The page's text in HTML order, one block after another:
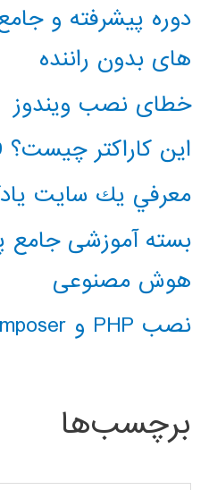
دوره پیشرفته و
های بدون راننده
خطای نصب ویندوز
این کاراکتر چیست؟ 65279
معرفي يك سايت
بسته آموزشی جامع
هوش مصنوعی
نصب PHP و composer در ویندوز 10
برچسب‌ها